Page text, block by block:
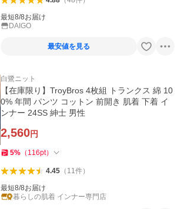
最短8/8お届け
DAIGO
最安値を見る
白鷺ニット
【在庫限り】TroyBros 4枚組 トランクス 綿 10
0% 年間 パンツ コットン 前開き 肌着 下着 イ
ンナー 24SS 紳士 男性
2,560円
5% （ 116pt）
4.45（ 11件）
最短8/8お届け
暮らしの肌着 インナー専門店